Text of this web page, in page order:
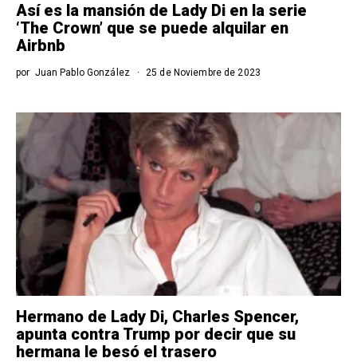
Así es la mansión de Lady Di en la serie
‘The Crown’ que se puede alquilar en
Airbnb
por Juan Pablo González 25 de Noviembre de 2023
Hermano de Lady Di, Charles Spencer,
apunta contra Trump por decir que su
hermana le besó el trasero